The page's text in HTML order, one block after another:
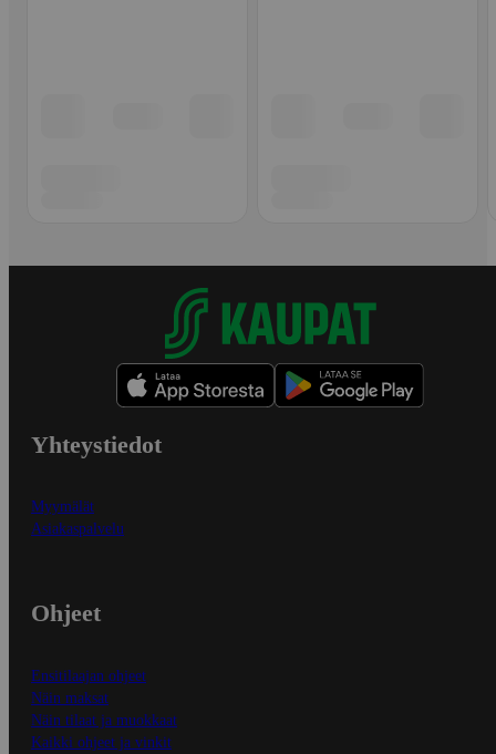
Yhteystiedot
Myymälät
Asiakaspalvelu
Ohjeet
Ensitilaajan ohjeet
Näin maksat
Näin tilaat ja muokkaat
Kaikki ohjeet ja vinkit